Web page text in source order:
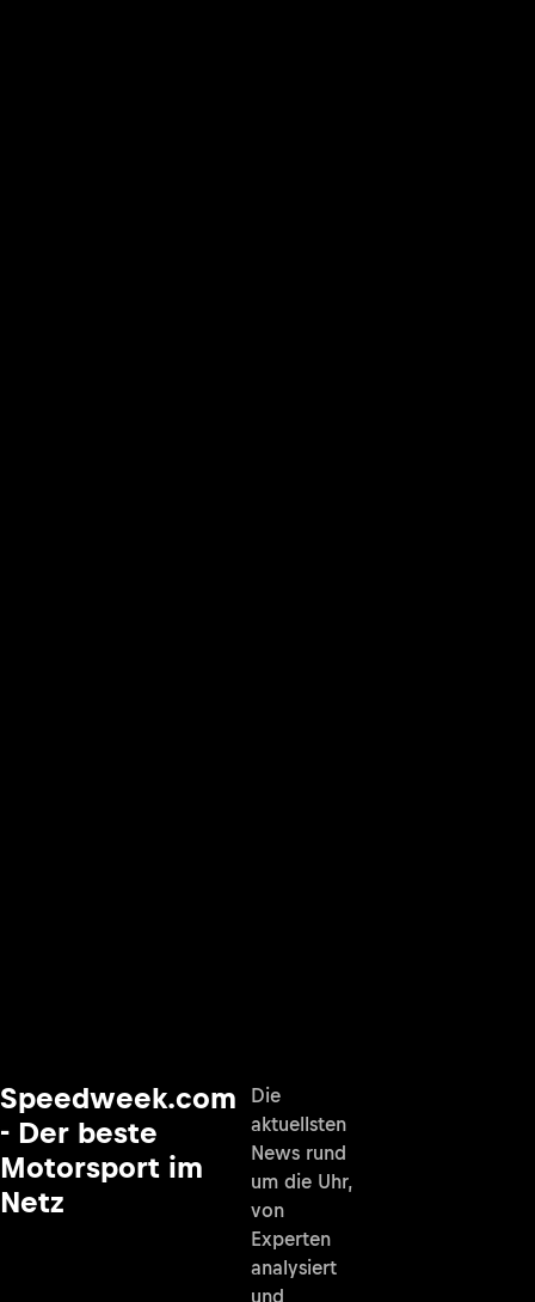
Speedweek.com
- Der beste
Motorsport im
Netz
Die
aktuellsten
News rund
um die Uhr,
von
Experten
analysiert
und